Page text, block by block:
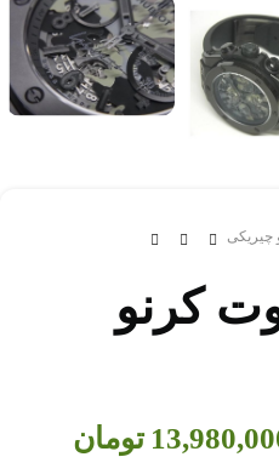
چيريکی
کرنو
تومان